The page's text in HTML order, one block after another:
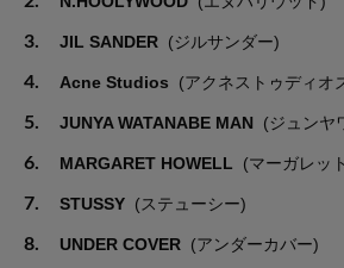
3. JIL SANDER (ジルサンダー)
4. Acne Studios (アクネストゥディオ
5. JUNYA WATANABE MAN (ジュンヤ
6. MARGARET HOWELL (マーガレッ
7. STUSSY (ステューシー)
8. UNDER COVER (アンダーカバー)